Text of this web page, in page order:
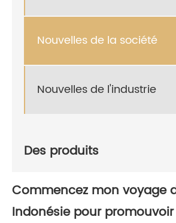
Nouvelles de la société
Nouvelles de l'industrie
Des produits
Commencez mon voyage
Indonésie pour